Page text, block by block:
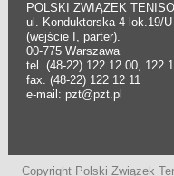
POLSKI ZWIĄZEK
ul. Konduktorska 4 lok.19/U
(wejście I, parter).
00-775 Warszawa
tel. (48-22) 122 12 00, 122
fax. (48-22) 122 12 11
e-mail: pzt@pzt.pl
Copyright Polski Związek